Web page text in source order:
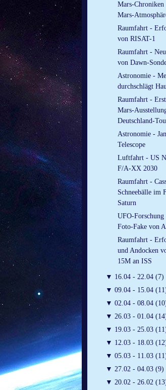
Mars-
Mars-
Raumfahrt -
von RISAT-1
Raumfahrt -
von Dawn-
Astronomie -
durchschlägt
Raumfahrt -
Mars-
Deutschland-
Astronomie -
Telescope
Luftfahrt - US
F/A-XX 2030
Raumfahrt -
Schneebälle im
Saturn
UFO-
Foto-Fake von
Raumfahrt -
und Andocken
15M an ISS
▼ 16.04 - 22.04 (7)
▼ 09.04 - 15.04
▼ 02.04 - 08.04
▼ 26.03 - 01.04
▼ 19.03 - 25.03
▼ 12.03 - 18.03
▼ 05.03 - 11.03
▼ 27.02 - 04.03 (9)
▼ 20.02 - 26.02